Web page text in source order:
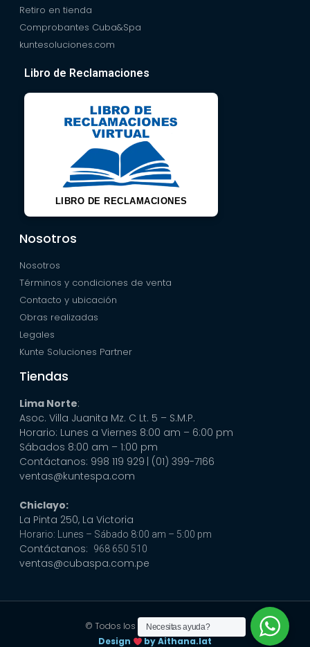
Retiro en tienda
Comprobantes Cuba&Spa
kuntesoluciones.com
Libro de Reclamaciones
LIBRO DE RECLAMACIONES
Nosotros
Nosotros
Términos y condiciones de venta
Contacto y ubicación
Obras realizadas
Legales
Kunte Soluciones Partner
Tiendas
Lima Norte:
Asoc. Villa Juanita Mz. C Lt. 5 – S.M.P.
Horario: Lunes a Viernes 8:00 am – 6:00 pm
Sábados 8:00 am – 1:00 pm
Contáctanos: 998 119 929 | (01) 399-7166
ventas@kuntespa.com
Chiclayo:
La Pinta 250, La Victoria
Horario: Lunes – Sábado 8:00 am – 5:00 pm
Contáctanos: 968 650 510
ventas@cubaspa.com.pe
© Todos los derechos reservados
Design
by Aithana.lat
Necesitas ayuda?